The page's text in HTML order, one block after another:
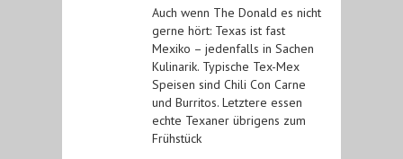
Auch wenn The Donald es nicht
gerne hört: Texas ist fast
Mexiko – jedenfalls in Sachen
Kulinarik. Typische Tex-Mex
Speisen sind Chili Con Carne
und Burritos. Letztere essen
echte Texaner übrigens zum
Frühstück